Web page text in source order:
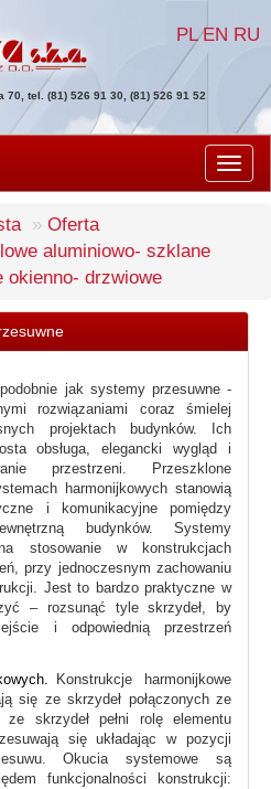
PL EN RU
70, tel. (81) 526 91 30, (81) 526 91 52
Oferta
aluminiowo- szklane
okienno- drzwiowe
jak systemy przesuwne -
rozwiązaniami coraz śmielej
projektach budynków. Ich
obsługa, elegancki wygląd i
przestrzeni. Przeszklone
harmonijkowych stanowią
i komunikacyjne pomiędzy
budynków. Systemy
stosowanie w konstrukcjach
przy jednoczesnym zachowaniu
Jest to bardzo praktyczne w
– rozsunąć tyle skrzydeł, by
i odpowiednią przestrzeń
Konstrukcje harmonijkowe
się ze skrzydeł połączonych ze
skrzydeł pełni rolę elementu
się układając w pozycji
Okucia systemowe są
funkcjonalności konstrukcji: